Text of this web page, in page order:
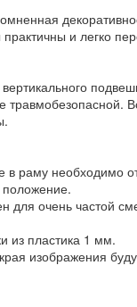
и легко
травмобезопасной.
раму необходимо
положение.
для очень частой
из пластика 1 мм.
изображения